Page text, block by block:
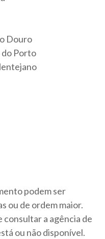
Douro
do Porto
podem ser
ou de ordem maior.
consultar a agência de
ou não disponível.